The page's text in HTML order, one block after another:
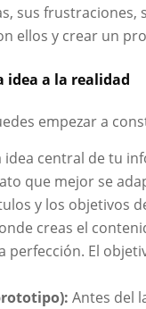
sus
ellos y crear un
idea a la realidad
empezar a
idea central de tu
que mejor se
y los objetivos
creas el
perfección. El
Antes del